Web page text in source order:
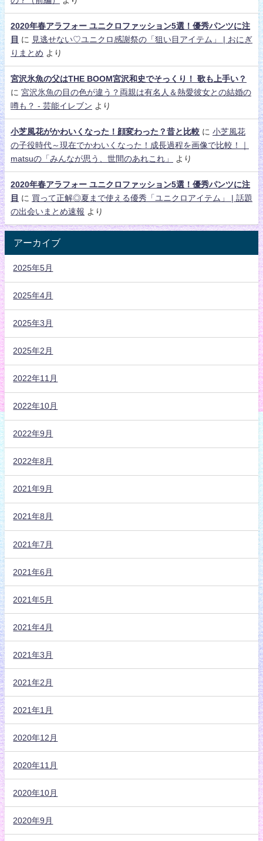
2020年春アラフォー ユニクロファッション5選！優秀パンツに注
目 に
見逃せない♡ユニクロ感謝祭の「狙い目アイテム」 | おにぎ
りまとめ より
宮沢氷魚の父はTHE BOOM宮沢和史でそっくり！ 歌も上手い？
に 宮沢氷魚の目の色が違う？両親は有名人＆熱愛彼女との結婚の
噂も？ - 芸能イレブン より
小芝風花がかわいくなった！顔変わった？昔と比較 に 小芝風花
の子役時代～現在でかわいくなった！成長過程を画像で比較！｜
matsuの「みんなが思う、世間のあれこれ」
より
2020年春アラフォー ユニクロファッション5選！優秀パンツに注
目 に 買って正解◎夏まで使える優秀「ユニクロアイテム」 | 話題
の出会いまとめ速報 より
アーカイブ
2025年5月
2025年4月
2025年3月
2025年2月
2022年11月
2022年10月
2022年9月
2022年8月
2021年9月
2021年8月
2021年7月
2021年6月
2021年5月
2021年4月
2021年3月
2021年2月
2021年1月
2020年12月
2020年11月
2020年10月
2020年9月